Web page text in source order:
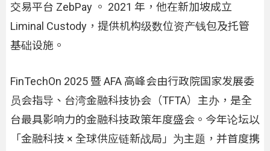
交易平台 ZebPay 。 2021 年，他在新加坡成立
Liminal Custody，提供机构级数位资产钱包及托管
基础设施。
FinTechOn 2025 暨 AFA 高峰会由行政院国家发展委
员会指导、台湾金融科技协会（TFTA）主办，是全
台最具影响力的金融科技政策年度盛会。今年论坛以
「金融科技 × 全球供应链新战局」为主题，并首度携